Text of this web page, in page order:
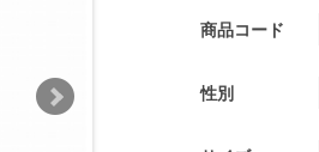
商品コード
性別